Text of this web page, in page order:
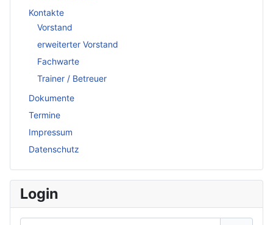
Kontakte
Vorstand
erweiterter Vorstand
Fachwarte
Trainer / Betreuer
Dokumente
Termine
Impressum
Datenschutz
Login